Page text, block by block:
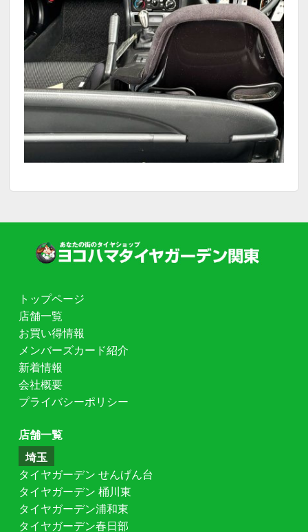
トップページ
店舗一覧
お買い得情報
メンバーズカード紹介
新着情報
会社概要
プライバシーポリシー
店舗一覧
埼玉
タイヤガーデン せんげん台
タイヤガーデン 桶川東
タイヤガーデン浦和東
タイヤガーデン春日部